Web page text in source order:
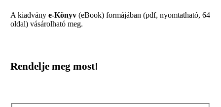
A kiadványe-Könyv (eBook) formájában (pdf, nyomtatható, 64
oldal) vásárolható meg.
Rendelje meg most!